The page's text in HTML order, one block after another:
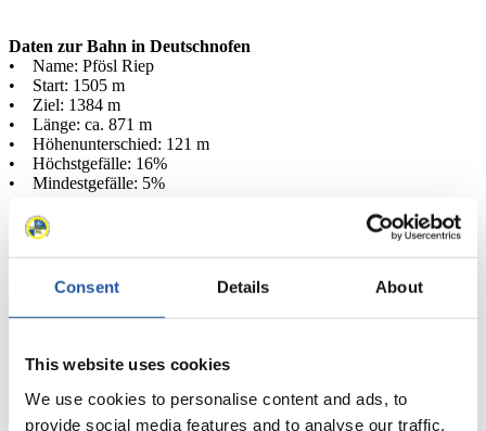
Consent Details About
This website uses cookies
We use cookies to personalise content and ads, to
provide social media features and to analyse our traffic.
Daten zur Bahn in Deutschnofen
• Name: Pfösl Riep
• Start: 1505 m
• Ziel: 1384 m
• Länge: ca. 871 m
• Höhenunterschied: 121 m
• Höchstgefälle: 16%
• Mindestgefälle: 5%
News
AlleAllgemeinKunstbahn Rodeln
Rennkalender
Kunstbahn RodelnAlpin RodelnRennkalender als PDF